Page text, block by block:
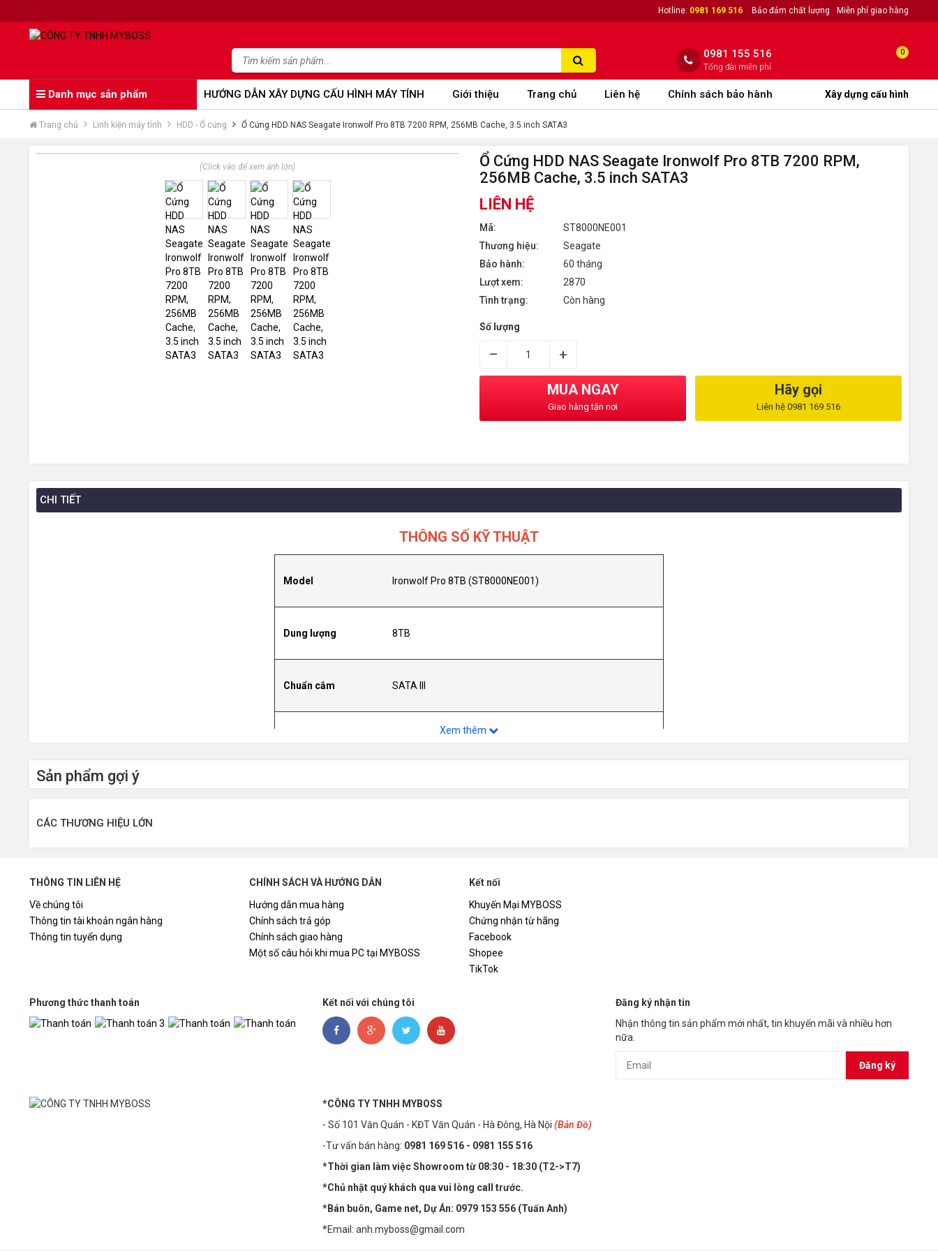
Hotline: 0981 169 516 Bảo đảm chất lượng Miễn phí giao hàng
0981 155 516
Tổng đài miễn phí
0
Danh mục sản phẩm HƯỚNG DẪN XÂY DỰNG CẤU HÌNH MÁY TÍNH Giới thiệu Trang chủ Liên hệ Chính sách bảo hành Xây dựng cấu hình
Trang chủ Linh kiện máy tính HDD - Ổ cứng Ổ Cứng HDD NAS Seagate Ironwolf Pro 8TB 7200 RPM, 256MB Cache, 3.5 inch SATA3
(Click vào để xem ảnh lớn)
Ổ Cứng HDD NAS Seagate Ironwolf Pro 8TB 7200 RPM,
256MB Cache, 3.5 inch SATA3
LIÊN HỆ
Mã:
ST8000NE001
Thương hiệu:
Seagate
Bảo hành:
60 tháng
Lượt xem:
2870
Tình trạng:
Còn hàng
Số lượng
– +
MUA NGAY
Giao hàng tận nơi
Hãy gọi
Liên hệ 0981 169 516
CHI TIẾT
THÔNG SỐ KỸ THUẬT
Model Ironwolf Pro 8TB (ST8000NE001)
Dung lượng 8TB
Chuẩn cắm SATA III
Kích thước 3.5'' Pro
Xem thêm
Sản phẩm gợi ý
CÁC THƯƠNG HIỆU LỚN
THÔNG TIN LIÊN HỆ
Về chúng tôi
Thông tin tài khoản ngân hàng
Thông tin tuyển dụng
CHÍNH SÁCH VÀ HƯỚNG DẪN
Hướng dẫn mua hàng
Chính sách trả góp
Chính sách giao hàng
Một số câu hỏi khi mua PC tại MYBOSS
Kết nối
Khuyến Mại MYBOSS
Chứng nhận từ hãng
Facebook
Shopee
TikTok
Phương thức thanh toán Kết nối với chúng tôi
Đăng ký nhận tin
Nhận thông tin sản phẩm mới nhất, tin khuyến mãi và nhiều hơn
nữa.
Đăng ký
*CÔNG TY TNHH MYBOSS
- Số 101 Văn Quán - KĐT Văn Quán - Hà Đông, Hà Nội (Bản Đồ)
-Tư vấn bán hàng: 0981 169 516 - ​0981 155 516
*Thời gian làm việc Showroom từ 08:30 - 18:30 (T2->T7)
*Chủ nhật quý khách qua vui lòng call trước.
*Bán buôn, Game net, Dự Án: 0979 153 556 (Tuấn Anh)
*Email: anh.myboss@gmail.com